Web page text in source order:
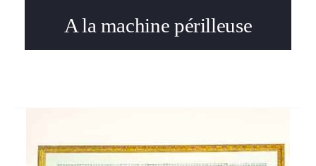
A la machine périlleuse